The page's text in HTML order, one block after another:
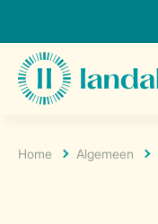
Home Algemeen